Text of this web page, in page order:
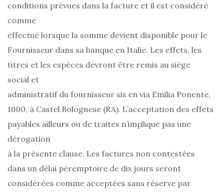
conditions prévues dans la facture et il est considéré
comme
effectué lorsque la somme devient disponible pour le
Fournisseur dans sa banque en Italie. Les effets, les
titres et les espèces devront être remis au siège
social et
administratif du fournisseur sis en via Emilia Ponente,
1000, à Castel Bolognese (RA). L’acceptation des effets
payables ailleurs ou de traites n’implique pas une
dérogation
à la présente clause. Les factures non contestées
dans un délai péremptoire de dix jours seront
considérées comme acceptées sans réserve par